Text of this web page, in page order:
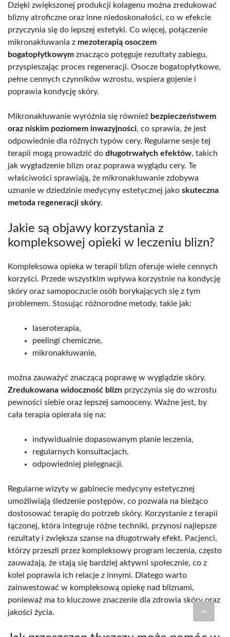
Dzięki zwiększonej produkcji kolagenu można zredukować
blizny atroficzne oraz inne niedoskonałości, co w efekcie
przyczynia się do lepszej estetyki. Co więcej, połączenie
mikronakłuwania z mezoterapią osoczem
bogatopłytkowym znacząco potęguje rezultaty zabiegu,
przyspieszając proces regeneracji. Osocze bogatopłytkowe,
pełne cennych czynników wzrostu, wspiera gojenie i
poprawia kondycję skóry.
Mikronakłuwanie wyróżnia się również bezpieczeństwem
oraz niskim poziomem inwazyjności, co sprawia, że jest
odpowiednie dla różnych typów cery. Regularne sesje tej
terapii mogą prowadzić do długotrwałych efektów, takich
jak wygładzenie blizn oraz poprawa wyglądu cery. Te
właściwości sprawiają, że mikronakłuwanie zdobywa
uznanie w dziedzinie medycyny estetycznej jako skuteczna
metoda regeneracji skóry.
Jakie są objawy korzystania z
kompleksowej opieki w leczeniu blizn?
Kompleksowa opieka w terapii blizn oferuje wiele cennych
korzyści. Przede wszystkim wpływa korzystnie na kondycję
skóry oraz samopoczucie osób borykających się z tym
problemem. Stosując różnorodne metody, takie jak:
laseroterapia,
peelingi chemiczne,
mikronakłuwanie,
można zauważyć znaczącą poprawę w wyglądzie skóry.
Zredukowana widoczność blizn przyczynia się do wzrostu
pewności siebie oraz lepszej samooceny. Ważne jest, by
cała terapia opierała się na:
indywidualnie dopasowanym planie leczenia,
regularnych konsultacjach,
odpowiedniej pielęgnacji.
Regularne wizyty w gabinecie medycyny estetycznej
umożliwiają śledzenie postępów, co pozwala na bieżąco
dostosować terapię do potrzeb skóry. Korzystanie z terapii
łączonej, która integruje różne techniki, przynosi najlepsze
rezultaty i zwiększa szanse na długotrwały efekt. Pacjenci,
którzy przeszli przez kompleksowy program leczenia, często
zauważają, że stają się bardziej aktywni społecznie, co z
kolei poprawia ich relacje z innymi. Dlatego warto
zainwestować w kompleksową opiekę nad bliznami,
ponieważ ma to kluczowe znaczenie dla zdrowia skóry oraz
jakości życia.